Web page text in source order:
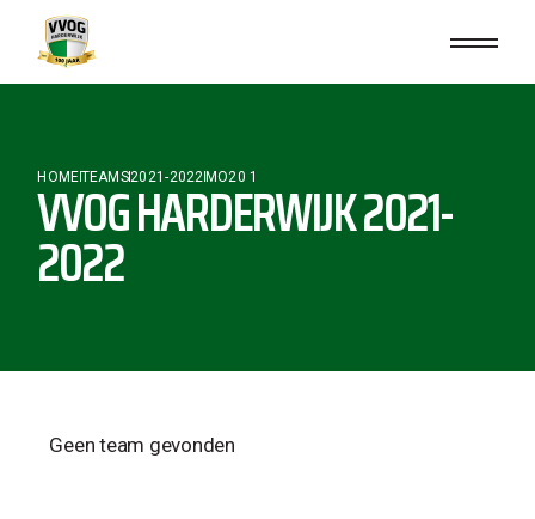
HOMETEAMS2021-2022 MO20 1
VVOG HARDERWIJK 2021-
2022
Geen team gevonden